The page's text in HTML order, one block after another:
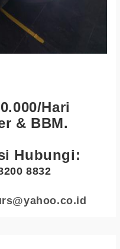
Hari
& BBM.
Hubungi:
8832